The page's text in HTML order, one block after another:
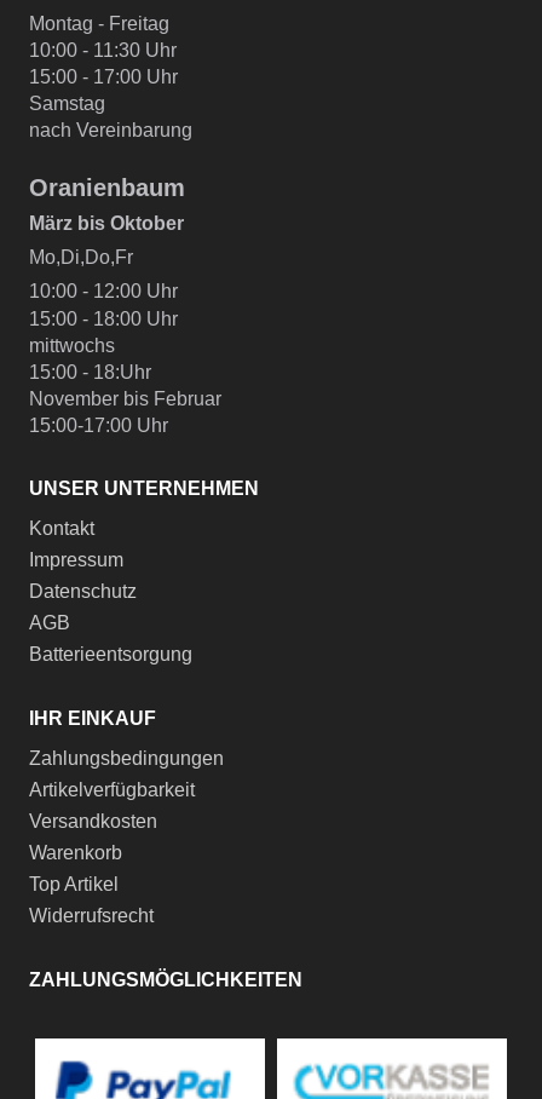
Montag - Freitag
10:00 - 11:30 Uhr
15:00 - 17:00 Uhr
Samstag
nach Vereinbarung
Oranienbaum
März bis Oktober
Mo,Di,Do,Fr
10:00 - 12:00 Uhr
15:00 - 18:00 Uhr
mittwochs
15:00 - 18:Uhr
November bis Februar
15:00-17:00 Uhr
UNSER UNTERNEHMEN
Kontakt
Impressum
Datenschutz
AGB
Batterieentsorgung
IHR EINKAUF
Zahlungsbedingungen
Artikelverfügbarkeit
Versandkosten
Warenkorb
Top Artikel
Widerrufsrecht
ZAHLUNGSMÖGLICHKEITEN